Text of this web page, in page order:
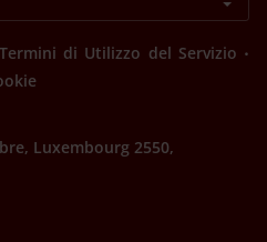
Termini di Utilizzo del Servizio .
Luxembourg 2550,